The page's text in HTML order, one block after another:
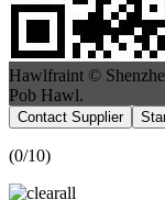
Hawlfraint ©
Pob Hawl.
Contact Supplier
(0/10)